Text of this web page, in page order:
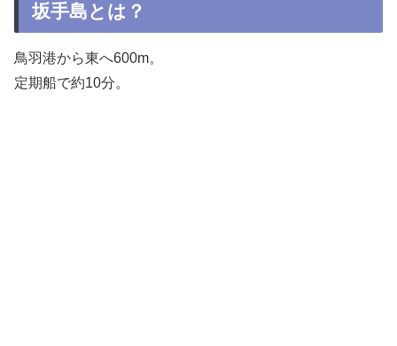
坂手島とは？
鳥羽港から東へ600m。
定期船で約10分。